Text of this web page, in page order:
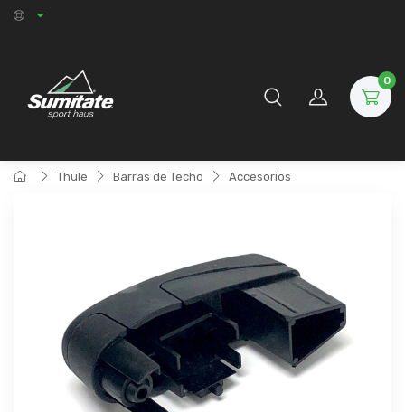
0
Thule Barras de Techo Accesorios